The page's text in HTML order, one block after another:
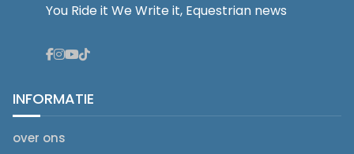
You Ride it We Write it, Equestrian news
INFORMATIE
over ons